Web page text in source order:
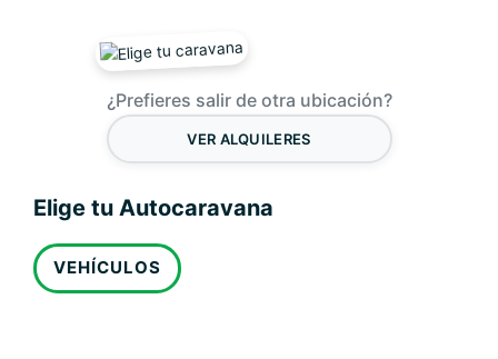
¿Prefieres salir de otra ubicación?
VER ALQUILERES
Elige tu Autocaravana
VEHÍCULOS